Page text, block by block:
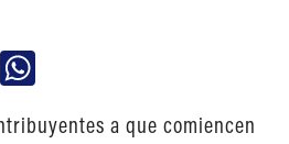
Email
a que comiencen